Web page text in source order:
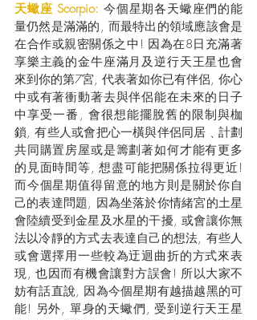
天蠍座 Scorpio: 今個星期各天蠍座們的能
量仍然是滿滿的, 而最特出的領域應該會是
在合作或親密關係之中! 因為在8日充滿著
享樂主義的金牛座滿月及逆行天王星也會
來到你的第7宮, 代表著如你已有伴侶, 你心
中或有著衝動著去與伴侶能在未來的日子
中享受一番, 會很想能擺脫舊的限制與枷
鎖, 有些人或會把心一橫與伴侶同居﹑計劃
共同購置房屋或是籌劃著如何才能有更多
的見面時間等, 想盡可能把關係拉得更近!
而今個星期值得留意的地方則是關於你自
己的表達問題, 因為坐落於你情緒宮的土星
會陸續受到金星及水星的干擾, 或會讓你無
法以冷靜的方式去表達自己的想法, 有些人
或會選擇用一些較為迂迴曲折的方式來表
現, 也因而有機會讓對方誤會! 所以大家不
妨有話直說, 因為今個星期有越描越黑的可
能! 另外, 單身的天蠍們, 受到逆行天王星